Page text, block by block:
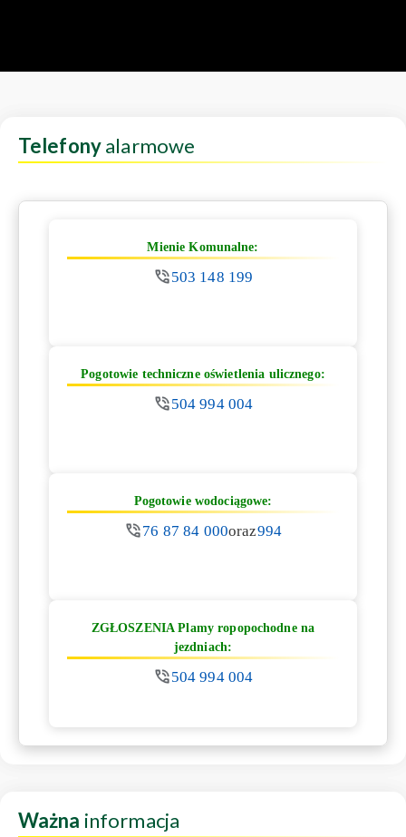
Telefonyalarmowe
Mienie Komunalne:
503 148 199
Pogotowie techniczne oświetlenia ulicznego:
504 994 004
Pogotowie wodociągowe:
76 87 84 000oraz994
ZGŁOSZENIA Plamy ropopochodne na
jezdniach:
504 994 004
Ważna informacja